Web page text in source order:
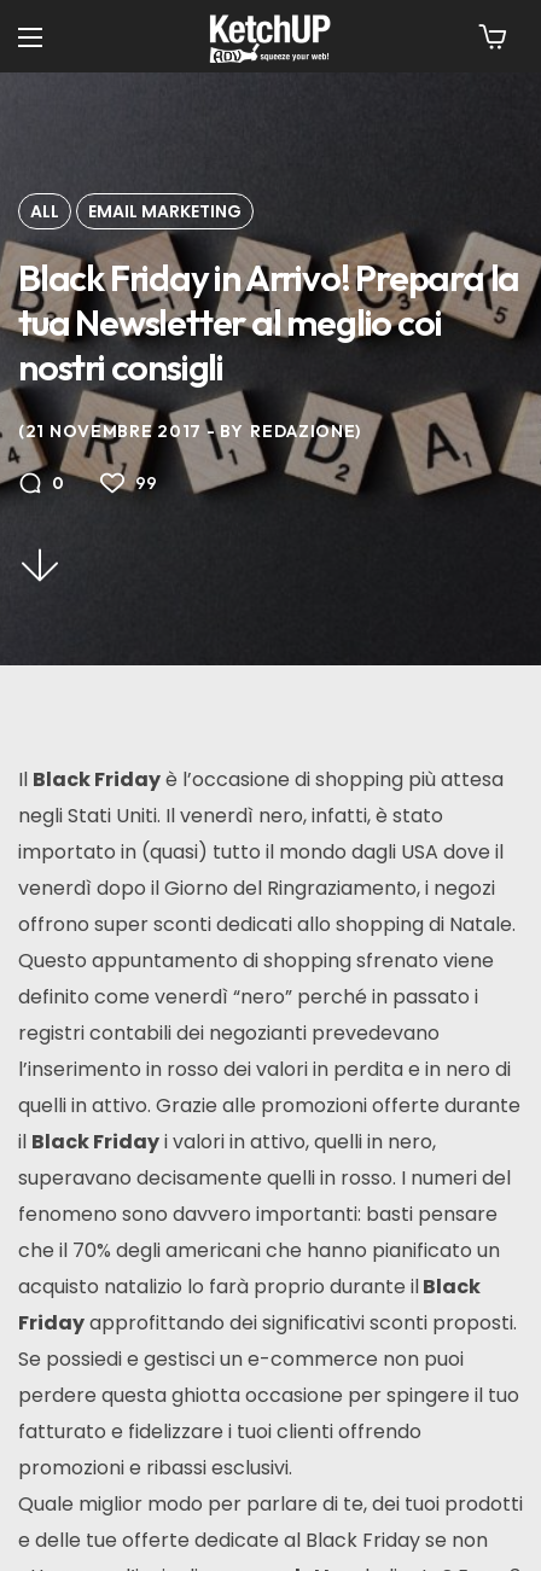
ALL EMAIL MARKETING
Black Friday in Arrivo! Prepara la
tua Newsletter al meglio coi
nostri consigli
21 NOVEMBRE 2017 BY REDAZIONE
0 99
Il Black Fridayè l’occasione di shopping più attesa
negli Stati Uniti. Il venerdì nero, infatti, è stato
importato in (quasi) tutto il mondo dagli USA dove il
venerdì dopo il Giorno del Ringraziamento, i negozi
offrono super sconti dedicati allo shopping di Natale.
Questo appuntamento di shopping sfrenato viene
definito come venerdì “nero” perché in passato i
registri contabili dei negozianti prevedevano
l’inserimento in rosso dei valori in perdita e in nero di
quelli in attivo. Grazie alle promozioni offerte durante
il Black Fridayi valori in attivo, quelli in nero,
superavano decisamente quelli in rosso. I numeri del
fenomeno sono davvero importanti: basti pensare
che il 70% degli americani che hanno pianificato un
acquisto natalizio lo farà proprio durante ilBlack
Fridayapprofittando dei significativi sconti proposti.
Se possiedi e gestisci un e-commerce non puoi
perdere questa ghiotta occasione per spingere il tuo
fatturato e fidelizzare i tuoi clienti offrendo
promozioni e ribassi esclusivi.
Quale miglior modo per parlare di te, dei tuoi prodotti
e delle tue offerte dedicate al Black Friday se non